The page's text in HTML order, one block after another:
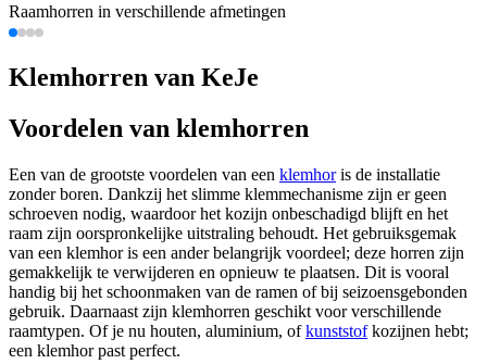
Raamhorren in verschillende afmetingen
Klemhorren van KeJe
Voordelen van klemhorren
Een van de grootste voordelen van een klemhoris de installatie
zonder boren. Dankzij het slimme klemmechanisme zijn er geen
schroeven nodig, waardoor het kozijn onbeschadigd blijft en het
raam zijn oorspronkelijke uitstraling behoudt. Het gebruiksgemak
van een klemhor is een ander belangrijk voordeel; deze horren zijn
gemakkelijk te verwijderen en opnieuw te plaatsen. Dit is vooral
handig bij het schoonmaken van de ramen of bij seizoensgebonden
gebruik. Daarnaast zijn klemhorren geschikt voor verschillende
raamtypen. Of je nu houten, aluminium, ofkunststofkozijnen hebt;
een klemhor past perfect.